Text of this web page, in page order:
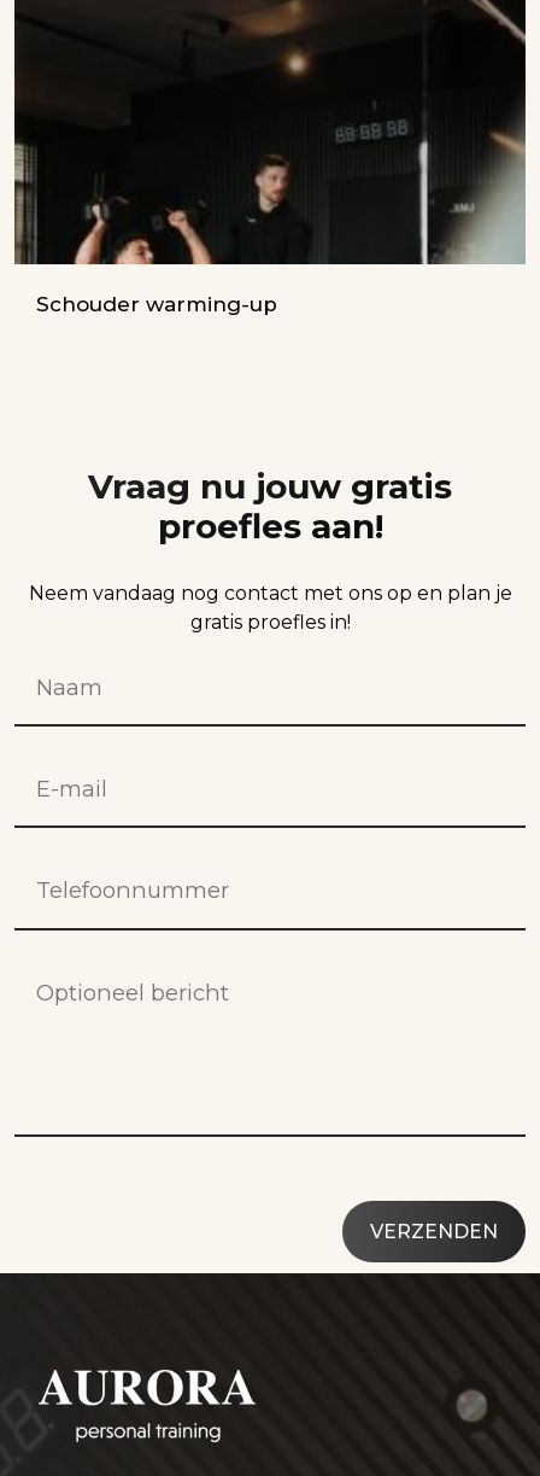
Schouder warming-up
Vraag nu jouw gratis
proefles aan!
Neem vandaag nog contact met ons op en plan je
gratis proefles in!